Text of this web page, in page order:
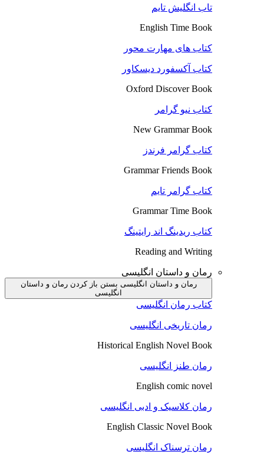
تاب انگلیش تایم
English Time Book
کتاب های مهارت محور
کتاب آکسفورد دیسکاور
Oxford Discover Book
کتاب نیو گرامر
New Grammar Book
کتاب گرامر فرندز
Grammar Friends Book
کتاب گرامر تایم
Grammar Time Book
کتاب ریدینگ اند رایتینگ
Reading and Writing
رمان و داستان انگلیسی
رمان و داستان انگلیسی بستن باز کردن رمان و داستان
انگلیسی
کتاب رمان انگلیسی
رمان تاریخی انگلیسی
Historical English Novel Book
رمان طنز انگلیسی
English comic novel
رمان کلاسیک و ادبی انگلیسی
English Classic Novel Book
رمان ترسناک انگلیسی